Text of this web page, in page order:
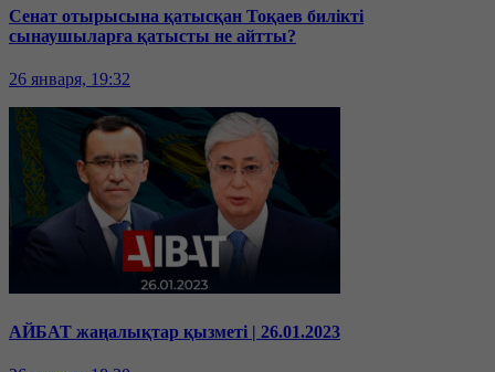
Сенат отырысына қатысқан Тоқаев билікті
сынаушыларға қатысты не айтты?
26 января, 19:32
АЙБАТ жаңалықтар қызметі | 26.01.2023